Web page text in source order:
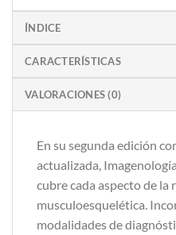
ÍNDICE
CARACTERÍSTICAS
VALORACIONES (0)
En su segunda edición
actualizada,
cubre cada aspecto de la
musculoesquelética.
modalidades de